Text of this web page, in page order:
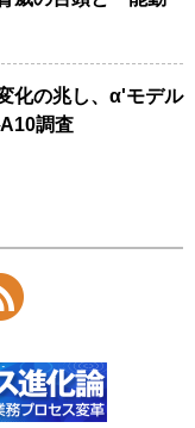
化の兆し、α'モデル
調査